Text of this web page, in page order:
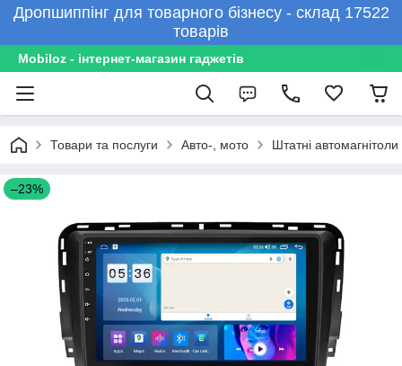
Дропшиппінг для товарного бізнесу - склад 17522
товарів
Mobiloz - інтернет-магазин гаджетів
Товари та послуги Авто-, мото Штатні автомагнітоли
–23%